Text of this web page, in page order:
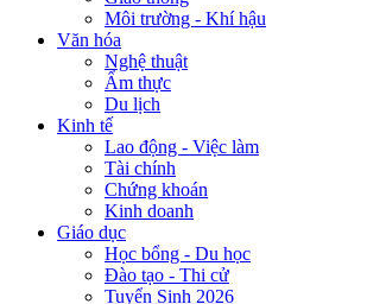
Môi trường - Khí hậu
Văn hóa
Nghệ thuật
Ẩm thực
Du lịch
Kinh tế
Lao động - Việc làm
Tài chính
Chứng khoán
Kinh doanh
Giáo dục
Học bổng - Du học
Đào tạo - Thi cử
Tuyển Sinh 2026